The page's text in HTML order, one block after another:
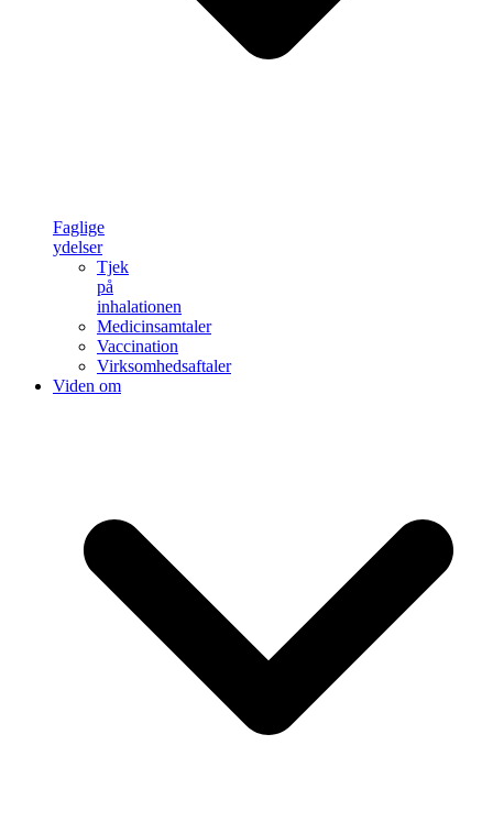
Faglige
ydelser
Tjek
på
inhalationen
Medicinsamtaler
Vaccination
Virksomhedsaftaler
Viden om